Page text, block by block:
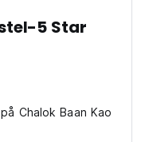
5 Star
Chalok Baan Kao